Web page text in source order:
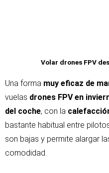
Volar drones FPV
Una forma muy eficaz de
vuelas drones FPV en
del coche, con la
bastante habitual entre
son bajas y permite alargar
comodidad.